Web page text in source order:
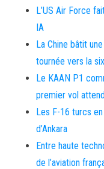
L’US Air Force
IA
La Chine bâtit
tournée vers la
Le KAAN P1
premier vol
Les F-16 turcs
d’Ankara
Entre haute
de l’aviation